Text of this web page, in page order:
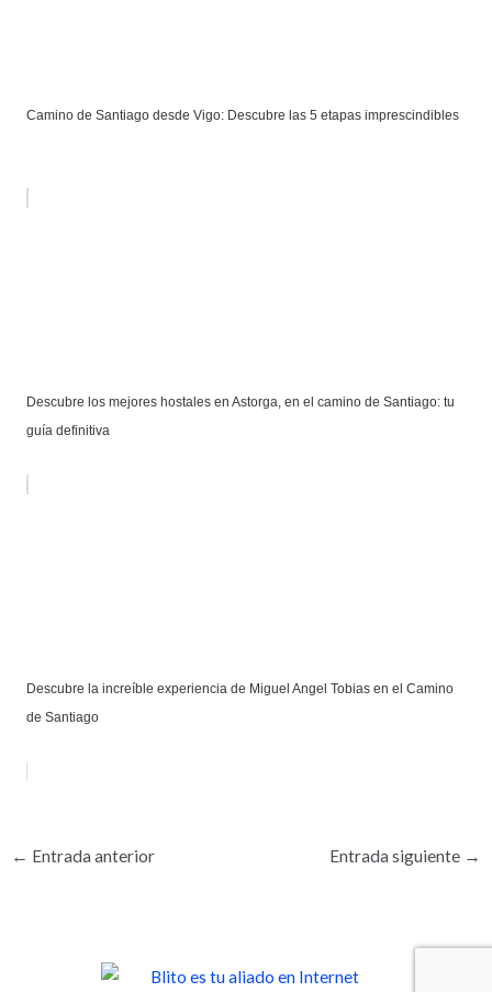
Camino de Santiago desde Vigo: Descubre las 5 etapas imprescindibles
Descubre los mejores hostales en Astorga, en el camino de Santiago: tu
guía definitiva
Descubre la increíble experiencia de Miguel Angel Tobias en el Camino
de Santiago
← Entrada anterior Entrada siguiente →